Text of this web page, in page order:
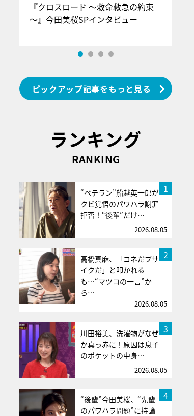
『クロスロード ～救命救急の約束
～』今田美桜SPインタビュー
ピックアップ記事をもっと見る
ランキング
RANKING
1
“ベテラン”船越英一郎が
クビ覚悟のパワハラ謝罪
拒否！“後輩”だけ…
2026.08.05
2
高橋真麻、「コネだブサ
イクだ」と叩かれる
も…“マツコの一言”か
ら…
2026.08.05
3
川田裕美、洗濯物がなぜ
か真っ赤に！原因は息子
のポケットの中身…
2026.08.05
4
“後輩”今田美桜、“先輩
のパワハラ問題”に持論